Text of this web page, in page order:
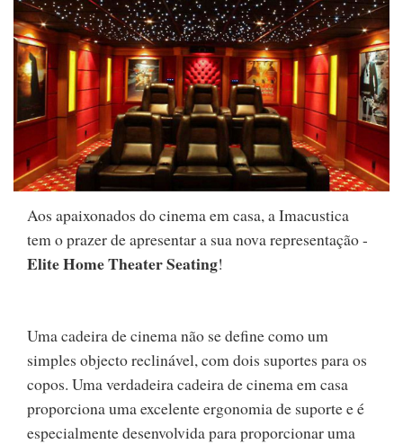
Aos apaixonados do cinema em casa, a Imacustica
tem o prazer de apresentar a sua nova representação -
Elite Home Theater Seating!
Uma cadeira de cinema não se define como um
simples objecto reclinável, com dois suportes para os
copos. Uma verdadeira cadeira de cinema em casa
proporciona uma excelente ergonomia de suporte e é
especialmente desenvolvida para proporcionar uma